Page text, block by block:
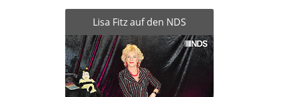
Lisa Fitz auf den NDS